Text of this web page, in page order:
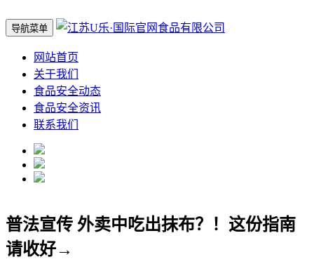
导航菜单
网站首页
关于我们
食品安全动态
食品安全资讯
联系我们
普法宣传 外卖中吃出抹布？！这份指南
请收好→